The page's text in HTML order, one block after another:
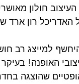
חולון
רון ארד
עד ה11.12.21 תוכלו
האופנה!
שהוצגה